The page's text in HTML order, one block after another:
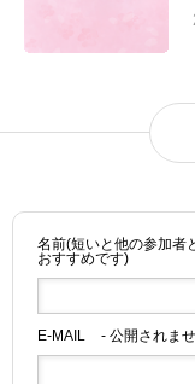
名前(短いと他の参加者
おすすめです)
E-MAIL - 公開されま